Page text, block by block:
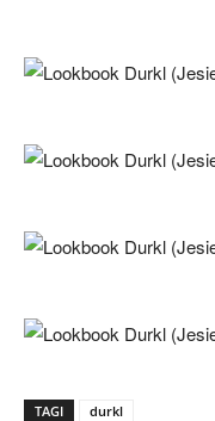
TAGI durkl